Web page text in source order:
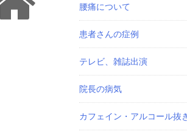
腰痛について
患者さんの症例
テレビ、雑誌出演
院長の病気
カフェイン・アルコール抜